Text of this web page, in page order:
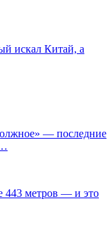
искал Китай, а
— последние
443 метров — и это